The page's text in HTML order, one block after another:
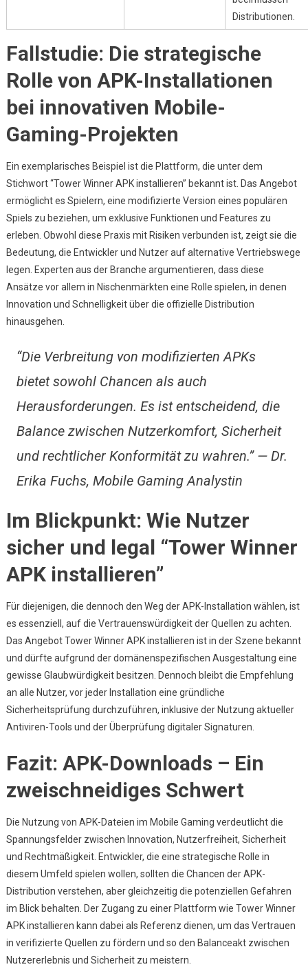
Distributionen.
Fallstudie: Die strategische
Rolle von APK-Installationen
bei innovativen Mobile-
Gaming-Projekten
Ein exemplarisches Beispiel ist die Plattform, die unter dem
Stichwort “Tower Winner APK installieren” bekannt ist. Das Angebot
ermöglicht es Spielern, eine modifizierte Version eines populären
Spiels zu beziehen, um exklusive Funktionen und Features zu
erleben. Obwohl diese Praxis mit Risiken verbunden ist, zeigt sie die
Bedeutung, die Entwickler und Nutzer auf alternative Vertriebswege
legen. Experten aus der Branche argumentieren, dass diese
Ansätze vor allem in Nischenmärkten eine Rolle spielen, in denen
Innovation und Schnelligkeit über die offizielle Distribution
hinausgehen.
“Die Verbreitung von modifizierten APKs
bietet sowohl Chancen als auch
Herausforderungen. Es ist entscheidend, die
Balance zwischen Nutzerkomfort, Sicherheit
und rechtlicher Konformität zu wahren.” — Dr.
Erika Fuchs, Mobile Gaming Analystin
Im Blickpunkt: Wie Nutzer
sicher und legal “Tower Winner
APK installieren”
Für diejenigen, die dennoch den Weg der APK-Installation wählen, ist
es essenziell, auf die Vertrauenswürdigkeit der Quellen zu achten.
Das Angebot Tower Winner APK installieren ist in der Szene bekannt
und dürfte aufgrund der domänenspezifischen Ausgestaltung eine
gewisse Glaubwürdigkeit besitzen. Dennoch bleibt die Empfehlung
an alle Nutzer, vor jeder Installation eine gründliche
Sicherheitsprüfung durchzuführen, inklusive der Nutzung aktueller
Antiviren-Tools und der Überprüfung digitaler Signaturen.
Fazit: APK-Downloads – Ein
zweischneidiges Schwert
Die Nutzung von APK-Dateien im Mobile Gaming verdeutlicht die
Spannungsfelder zwischen Innovation, Nutzerfreiheit, Sicherheit
und Rechtmäßigkeit. Entwickler, die eine strategische Rolle in
diesem Umfeld spielen wollen, sollten die Chancen der APK-
Distribution verstehen, aber gleichzeitig die potenziellen Gefahren
im Blick behalten. Der Zugang zu einer Plattform wie Tower Winner
APK installieren kann dabei als Referenz dienen, um das Vertrauen
in verifizierte Quellen zu fördern und so den Balanceakt zwischen
Nutzererlebnis und Sicherheit zu meistern.